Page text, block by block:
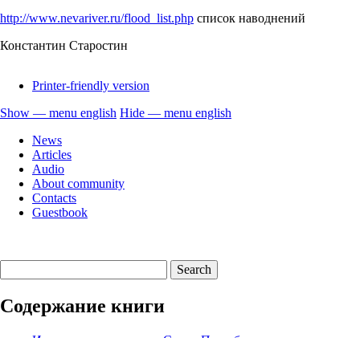
http://www.nevariver.ru/flood_list.php список наводнений
Константин Старостин
Printer-friendly version
menu
english
Show — menu english Hide — menu english
News
Articles
Audio
About community
Contacts
Guestbook
Содержание книги